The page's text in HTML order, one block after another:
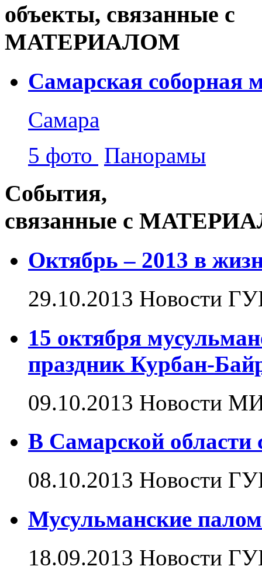
объекты, связанные с
МАТЕРИАЛОМ
Самарская соборная
Самара
5 фото Панорамы
События,
связанные с
Октябрь – 2013 в
29.10.2013 Новости
15 октября
праздник Курбан-
09.10.2013 Новости
В Самарской области
08.10.2013 Новости
Мусульманские
18.09.2013 Новости